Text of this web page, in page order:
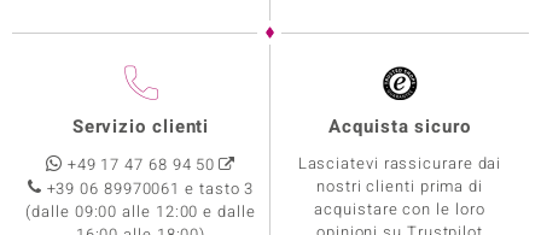
Servizio clienti
+49 17 47 68 94 50
+39 06 89970061 e tasto 3
(dalle 09:00 alle 12:00 e dalle
Acquista sicuro
Lasciatevi rassicurare dai
nostri clienti prima di
acquistare con le loro